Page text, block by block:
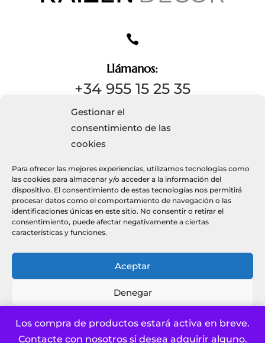
Gestionar el
consentimiento de las
cookies
Para ofrecer las mejores experiencias, utilizamos tecnologías como
las cookies para almacenar y/o acceder a la información del
dispositivo. El consentimiento de estas tecnologías nos permitirá
procesar datos como el comportamiento de navegación o las
identificaciones únicas en este sitio. No consentir o retirar el
consentimiento, puede afectar negativamente a ciertas
características y funciones.
Aceptar
Denegar
Ver preferencias
Los compra de productos estará activa en breve.
Contacte con nosotros si desea adquirir alguno.

Llámanos:
+34 955 15 25 35

info@kaizendecor.es
páginas web optika.es
Política de privacidad y Aviso Legal